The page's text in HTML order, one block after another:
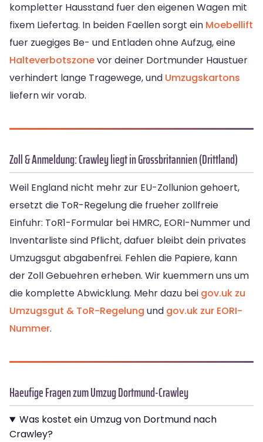
kompletter Hausstand fuer den eigenen Wagen mit
fixem Liefertag. In beiden Faellen sorgt ein Moebellift
fuer zuegiges Be- und Entladen ohne Aufzug, eine
Halteverbotszonevor deiner Dortmunder Haustuer
verhindert lange Tragewege, und Umzugskartons
liefern wir vorab.
Zoll & Anmeldung: Crawley liegt in Grossbritannien (Drittland)
Weil England nicht mehr zur EU-Zollunion gehoert,
ersetzt die ToR-Regelung die frueher zollfreie
Einfuhr: ToR1-Formular bei HMRC, EORI-Nummer und
Inventarliste sind Pflicht, dafuer bleibt dein privates
Umzugsgut abgabenfrei. Fehlen die Papiere, kann
der Zoll Gebuehren erheben. Wir kuemmern uns um
die komplette Abwicklung. Mehr dazu bei gov.uk zu
Umzugsgut & ToR-Regelung und gov.uk zur EORI-
Nummer.
Haeufige Fragen zum Umzug Dortmund-Crawley
Was kostet ein Umzug von Dortmund nach
Crawley?